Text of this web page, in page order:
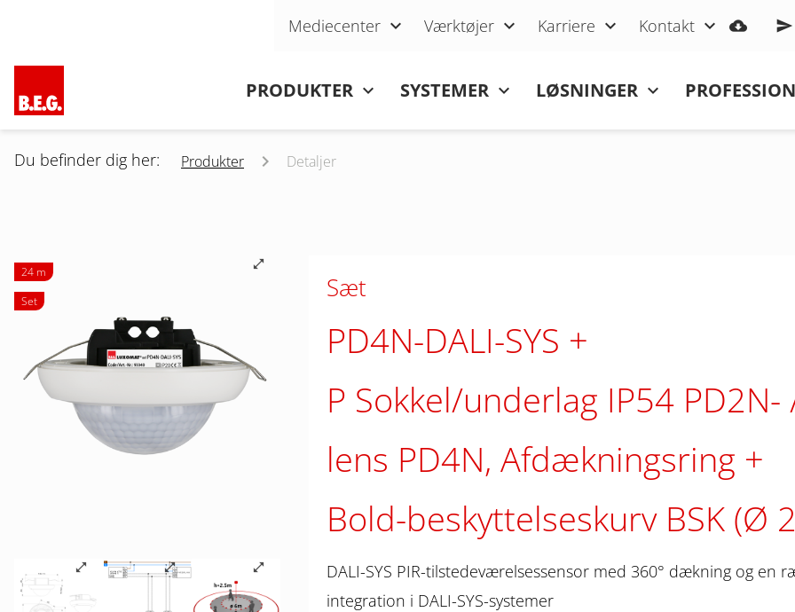
Skip navigation
Mediecenter Værktøjer Karriere Kontakt
PRODUKTER SYSTEMER LØSNINGER
Du befinder dig her: Produkter Detaljer
24 m
Set
Sæt
PD4N-DALI-SYS
P Sokkel/underlag IP54 PD2N-
lens PD4N, Afdækningsring
Bold-beskyttelseskurv BSK (Ø
DALI-SYS PIR-tilstedeværelsessensor med 360° dækning og en
integration i DALI-SYS-systemer